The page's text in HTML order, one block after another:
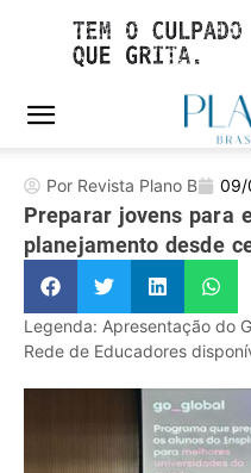
Por Revista Plano B 09/
Preparar jovens para
planejamento desde
Legenda: Apresentação do
Rede de Educadores